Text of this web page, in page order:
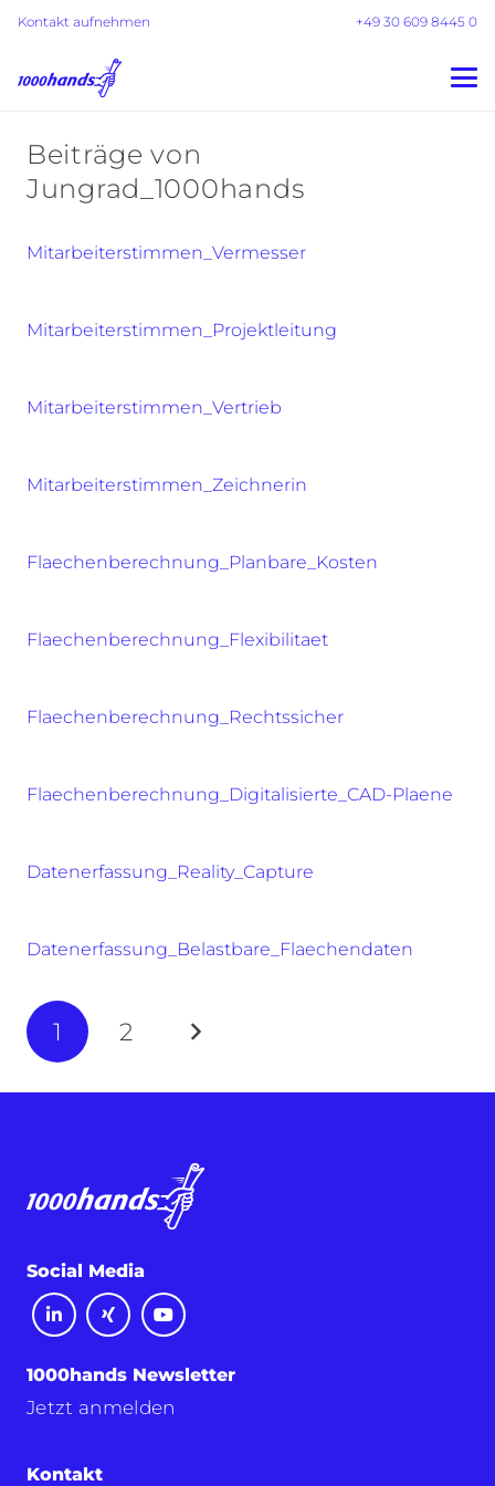
Kontakt aufnehmen +49 30 609 8445 0
Beiträge von
Jungrad_1000hands
Mitarbeiterstimmen_Vermesser
Mitarbeiterstimmen_Projektleitung
Mitarbeiterstimmen_Vertrieb
Mitarbeiterstimmen_Zeichnerin
Flaechenberechnung_Planbare_Kosten
Flaechenberechnung_Flexibilitaet
Flaechenberechnung_Rechtssicher
Flaechenberechnung_Digitalisierte_CAD-Plaene
Datenerfassung_Reality_Capture
Datenerfassung_Belastbare_Flaechendaten
1 2
Social Media
1000hands Newsletter
Jetzt anmelden
Kontakt